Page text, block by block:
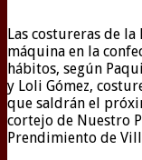
Las costureras de
máquina en la
hábitos, según
y Loli Gómez,
que saldrán el
cortejo de Nuestro
Prendimiento de